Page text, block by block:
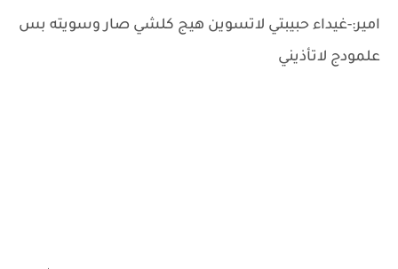
امير:-غيداء حبيبتي لاتسوين هيج كلشي صار وسويته بس
علمودج لاتأذيني